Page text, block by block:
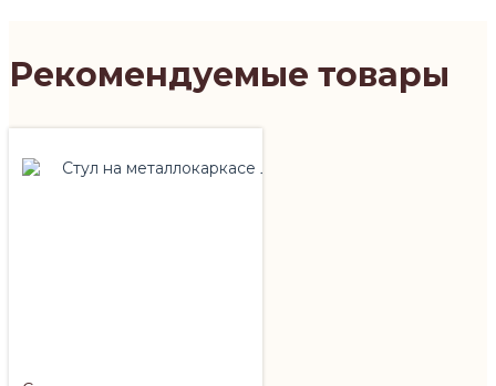
Рекомендуемые товары